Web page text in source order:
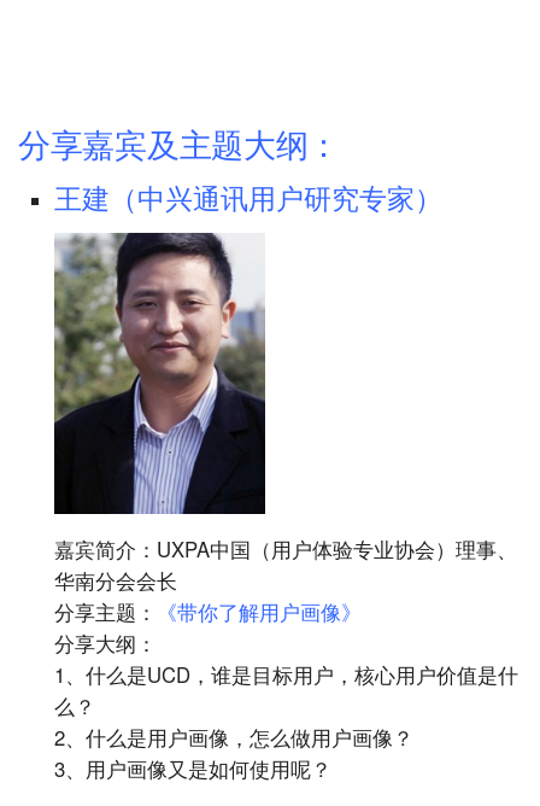
分享嘉宾及主题大纲：
王建（中兴通讯用户研究专家）
嘉宾简介：UXPA中国（用户体验专业协会）理事、
华南分会会长
分享主题：
《带你了解用户画像》
分享大纲：
1、什么是UCD，谁是目标用户，核心用户价值是什
么？
2、什么是用户画像，怎么做用户画像？
3、用户画像又是如何使用呢？